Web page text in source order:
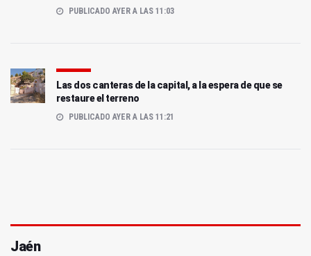
PUBLICADO AYER A LAS 11:03
Las dos canteras de la capital, a la espera de que se
restaure el terreno
PUBLICADO AYER A LAS 11:21
Jaén